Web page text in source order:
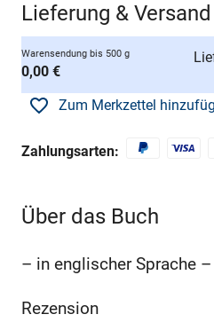
Lieferung & Versand
Warensendung bis 500 g
0,00 €
Zum Merkzettel
Zahlungsarten:
Über das Buch
– in englischer Sprache –
Rezension